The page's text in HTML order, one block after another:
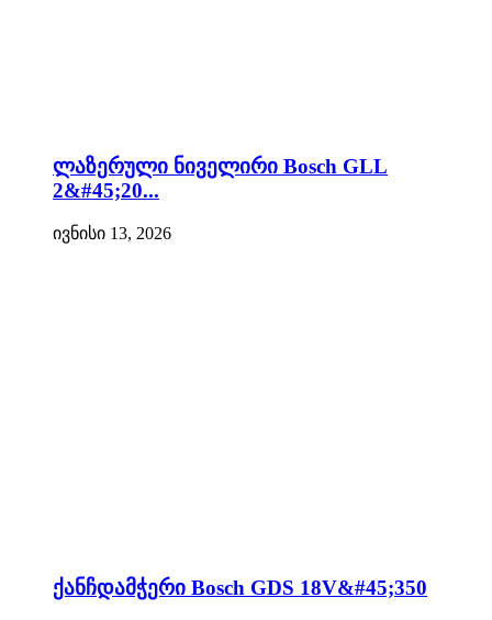
ლაზერული ნიველირი Bosch GLL
2&#45;20...
ივნისი 13, 2026
ქანჩდამჭერი Bosch GDS 18V&#45;350